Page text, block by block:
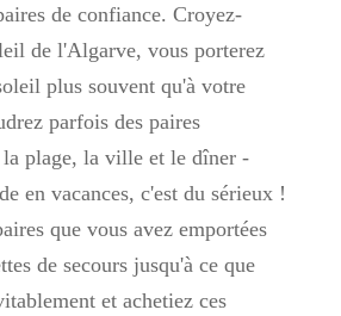
de confiance. Croyez-
de l'Algarve, vous porterez
plus souvent qu'à votre
parfois des paires
plage, la ville et le dîner -
en vacances, c'est du sérieux !
que vous avez emportées
de secours jusqu'à ce que
et achetiez ces